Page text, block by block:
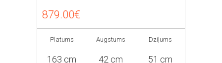
879.00€
Platums
163 cm
Augstums
42 cm
Dziļums
51 cm